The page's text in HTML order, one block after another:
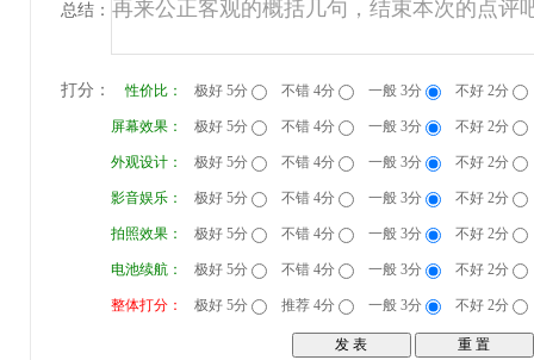
总结：
打分： 性价比： 极好 5分 不错 4分 一般 3分 不好 2分
屏幕效果： 极好 5分 不错 4分 一般 3分 不好 2分
外观设计： 极好 5分 不错 4分 一般 3分 不好 2分
影音娱乐： 极好 5分 不错 4分 一般 3分 不好 2分
拍照效果： 极好 5分 不错 4分 一般 3分 不好 2分
电池续航： 极好 5分 不错 4分 一般 3分 不好 2分
整体打分： 极好 5分 推荐 4分 一般 3分 不好 2分